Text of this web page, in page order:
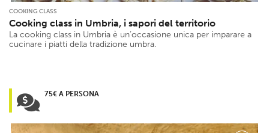
COOKING CLASS
Cooking class in Umbria, i sapori del territorio
La cooking class in Umbria è un’occasione unica per imparare a
cucinare i piatti della tradizione umbra.
75€ A PERSONA